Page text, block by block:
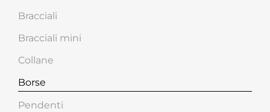
Bracciali
Bracciali mini
Collane
Borse
Pendenti